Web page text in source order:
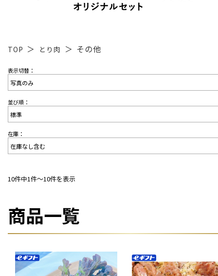
TOP とり肉 その他
表示切替：
並び順：
在庫：
10件中1件〜10件を表示
商品一覧